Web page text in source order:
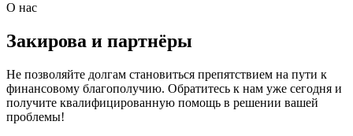
О нас
Закирова и партнёры
Не позволяйте долгам становиться препятствием на пути к
финансовому благополучию. Обратитесь к нам уже сегодня и
получите квалифицированную помощь в решении вашей
проблемы!